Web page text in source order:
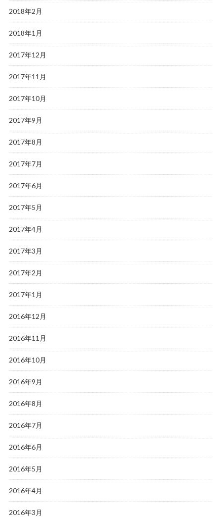
2018年2月
2018年1月
2017年12月
2017年11月
2017年10月
2017年9月
2017年8月
2017年7月
2017年6月
2017年5月
2017年4月
2017年3月
2017年2月
2017年1月
2016年12月
2016年11月
2016年10月
2016年9月
2016年8月
2016年7月
2016年6月
2016年5月
2016年4月
2016年3月